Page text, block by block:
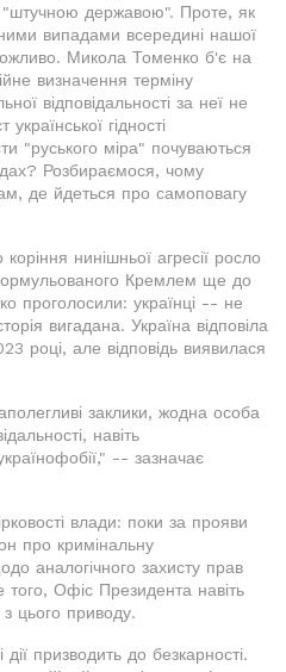
"штучною державою". Проте, як
випадами всередині нашої
Микола Томенко б'є на
визначення терміну
відповідальності за неї не
гідності
"руського міра" почуваються
Розбираємося, чому
де йдеться про самоповагу
нинішньої агресії росло
Кремлем ще до
проголосили: українці -- не
вигадана. Україна відповіла
році, але відповідь виявилася
заклики, жодна особа
навіть
-- зазначає
влади: поки за прояви
про кримінальну
аналогічного захисту прав
того, Офіс Президента навіть
з цього приводу.
дії призводить до безкарності.